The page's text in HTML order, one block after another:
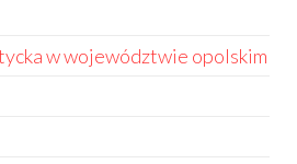
w województwie opolskim